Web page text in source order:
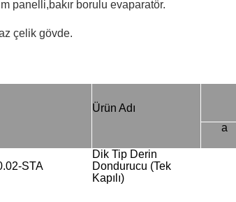
panelli,bakır borulu evaparatör.
çelik gövde.
Ürün Adı
a
STA
Dik Tip Derin
Dondurucu (Tek
Kapılı)